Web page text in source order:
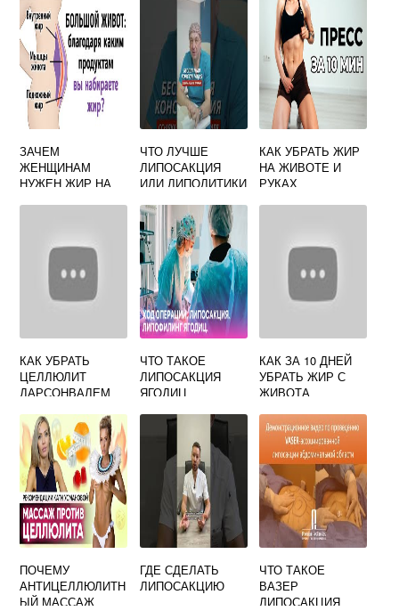
ЗАЧЕМ
ЖЕНЩИНАМ
НУЖЕН ЖИР НА
ЧТО ЛУЧШЕ
ЛИПОСАКЦИЯ
ИЛИ ЛИПОЛИТИКИ
КАК УБРАТЬ ЖИР
НА ЖИВОТЕ И
РУКАХ
КАК УБРАТЬ
ЦЕЛЛЮЛИТ
ДАРСОНВАЛЕМ
ЧТО ТАКОЕ
ЛИПОСАКЦИЯ
ЯГОДИЦ
КАК ЗА 10 ДНЕЙ
УБРАТЬ ЖИР С
ЖИВОТА
ПОЧЕМУ
АНТИЦЕЛЛЮЛИТН
ЫЙ МАССАЖ
ГДЕ СДЕЛАТЬ
ЛИПОСАКЦИЮ
ЧТО ТАКОЕ
ВАЗЕР
ЛИПОСАКЦИЯ